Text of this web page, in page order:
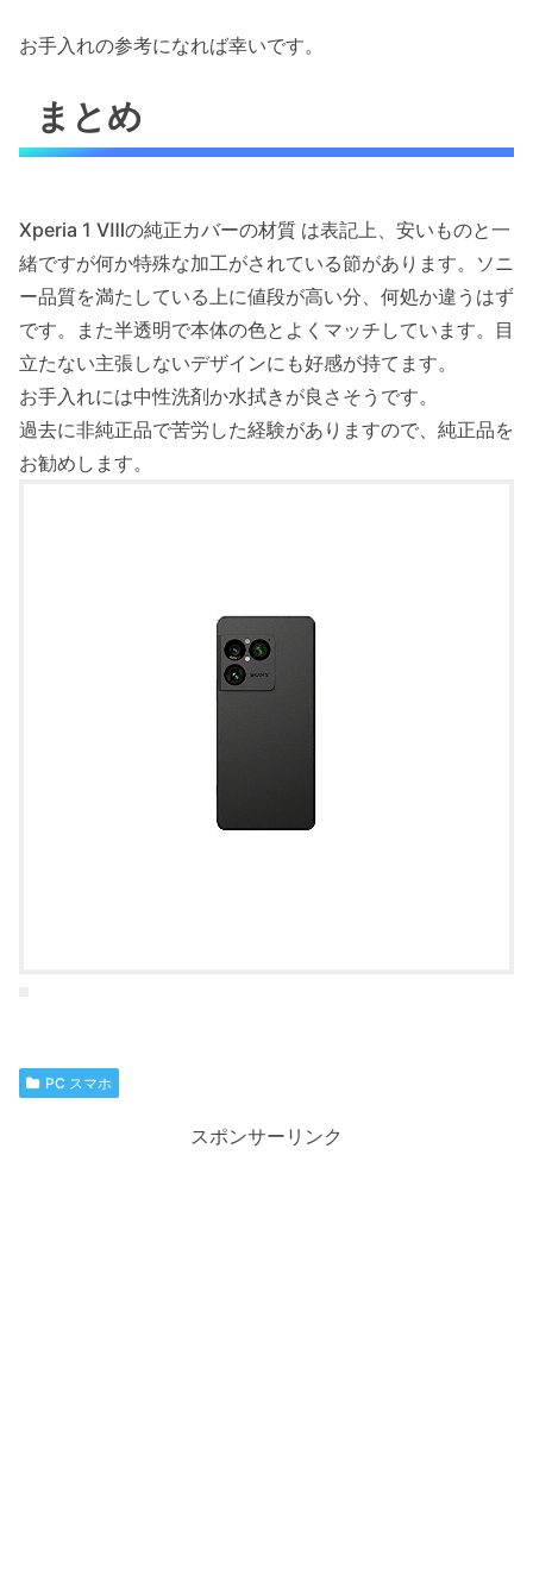
お手入れの参考になれば幸いです。
まとめ
Xperia 1 Ⅷの純正カバーの材質 は表記上、安いものと一
緒ですが何か特殊な加工がされている節があります。ソニ
ー品質を満たしている上に値段が高い分、何処か違うはず
です。また半透明で本体の色とよくマッチしています。目
立たない主張しないデザインにも好感が持てます。
お手入れには中性洗剤か水拭きが良さそうです。
過去に非純正品で苦労した経験がありますので、純正品を
お勧めします。
PC スマホ
スポンサーリンク